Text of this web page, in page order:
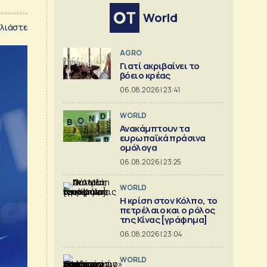
World
AGRO
Γιατί ακριβαίνει το
βόειο κρέας
06.08.2026 | 23:41
WORLD
Ανακάμπτουν τα
ευρωπαϊκά πράσινα
ομόλογα
06.08.2026 | 23:25
WORLD
Η κρίση στoν Κόλπο, το
πετρέλαιο και ο ρόλος
της Κίνας [γράφημα]
06.08.2026 | 23:04
WORLD